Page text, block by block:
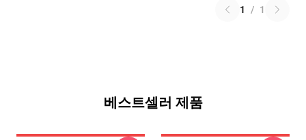
1 / 1
베스트셀러 제품